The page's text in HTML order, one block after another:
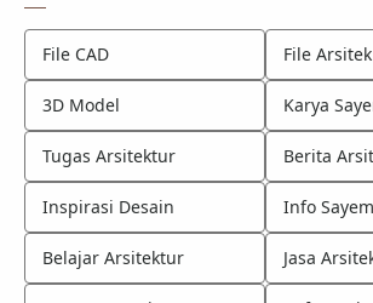
File CAD File Arsitek
3D Model Karya
Tugas Arsitektur Berita
Inspirasi Desain Info
Belajar Arsitektur Jasa